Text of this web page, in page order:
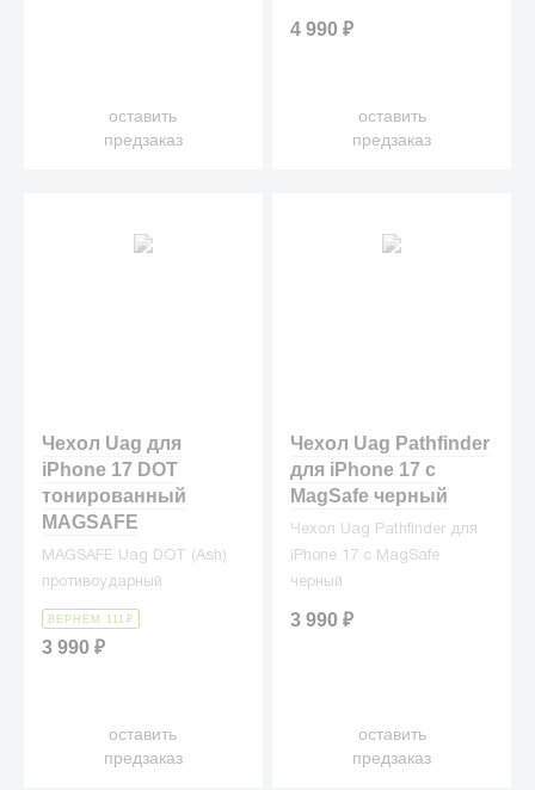
оставить
предзаказ
4 990₽
оставить
предзаказ
Чехол Uag для
iPhone 17 DOT
тонированный
MAGSAFE
MAGSAFE Uag DOT (Ash)
противоударный
ВЕРНЕМ 111 ₽
3 990₽
оставить
предзаказ
Чехол Uag Pathfinder
для iPhone 17 с
MagSafe черный
Чехол Uag Pathfinder для
iPhone 17 с MagSafe
черный
3 990₽
оставить
предзаказ